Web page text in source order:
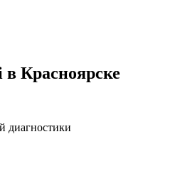
Красноярске
диагностики